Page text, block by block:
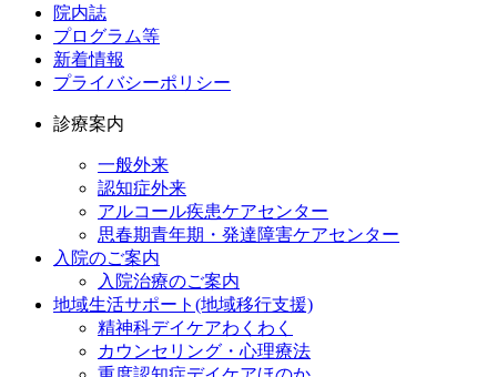
院内誌
プログラム等
新着情報
プライバシーポリシー
診療案内
一般外来
認知症外来
アルコール疾患ケアセンター
思春期青年期・発達障害ケアセンター
入院のご案内
入院治療のご案内
地域生活サポート(地域移行支援)
精神科デイケアわくわく
カウンセリング・心理療法